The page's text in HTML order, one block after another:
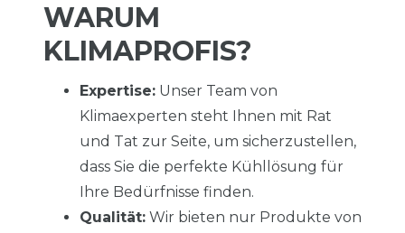
WARUM
KLIMAPROFIS?
Expertise: Unser Team von
Klimaexperten steht Ihnen mit Rat
und Tat zur Seite, um sicherzustellen,
dass Sie die perfekte Kühllösung für
Ihre Bedürfnisse finden.
Qualität: Wir bieten nur Produkte von